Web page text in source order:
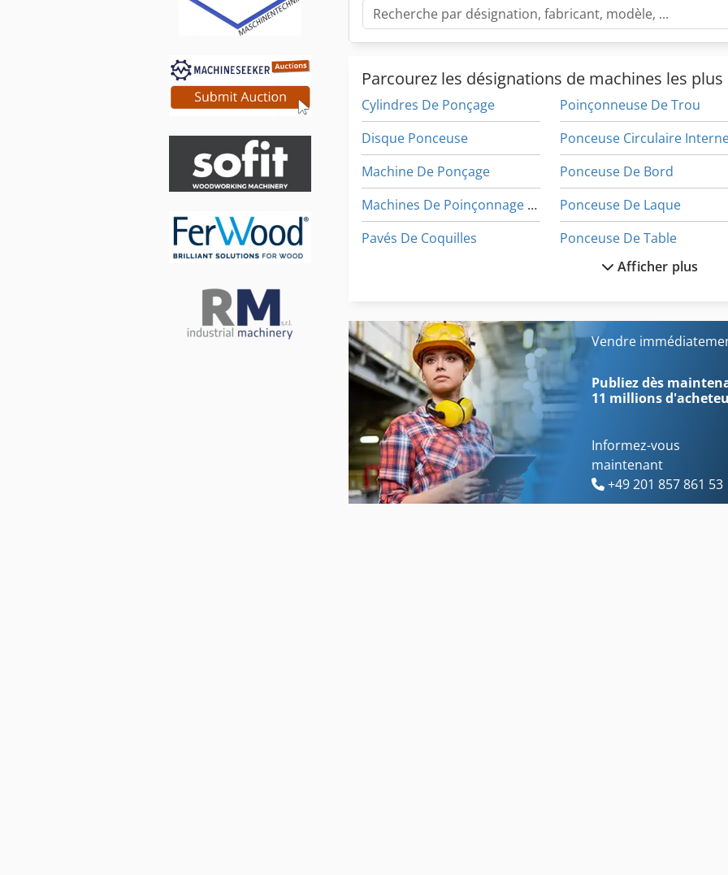
Parcourez les désignations de machines les
Cylindres De Ponçage
Disque Ponceuse
Machine De Ponçage
Machines De Poinçonnage Automatiques
Pavés De Coquilles
Pelle Sur Pneus
Poinçonnage Et Découpe
Poinçonneuse De Trou
Ponceuse Circulaire
Ponceuse De Bord
Ponceuse De Laque
Ponceuse De Table
Ponceuse Large Bande
Ponceuse Longue Bande
Ponceuse À Bande
Afficher plus
Vendre
Publiez dès
11 millions
Informez-vous
maintenant
+49 201 857 861 53